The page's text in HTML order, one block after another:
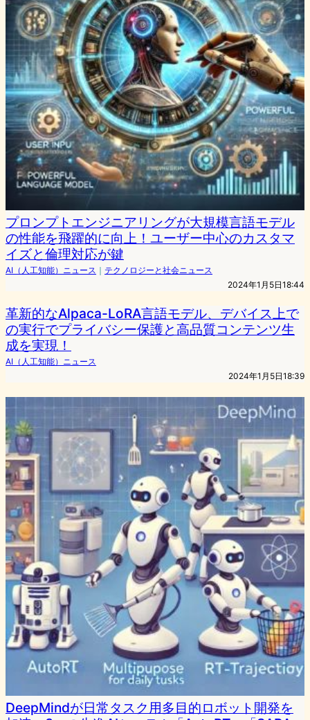
プロンプトエンジニアリングが大規模言語モデル
の性能を飛躍的に向上！ユーザー中心のカスタマ
イズと倫理対応が鍵
AI（人工知能）ニュース ｜ テクノロジーと社会ニュース
2024年1月5日18:44
革新的なAlpaca-LoRA言語モデル、デバイス上で
の実行でプライバシー保護と高品質コンテンツ生
成を実現！
AI（人工知能）ニュース
2024年1月5日18:39
DeepMindが日常タスク用多目的ロボット開発を